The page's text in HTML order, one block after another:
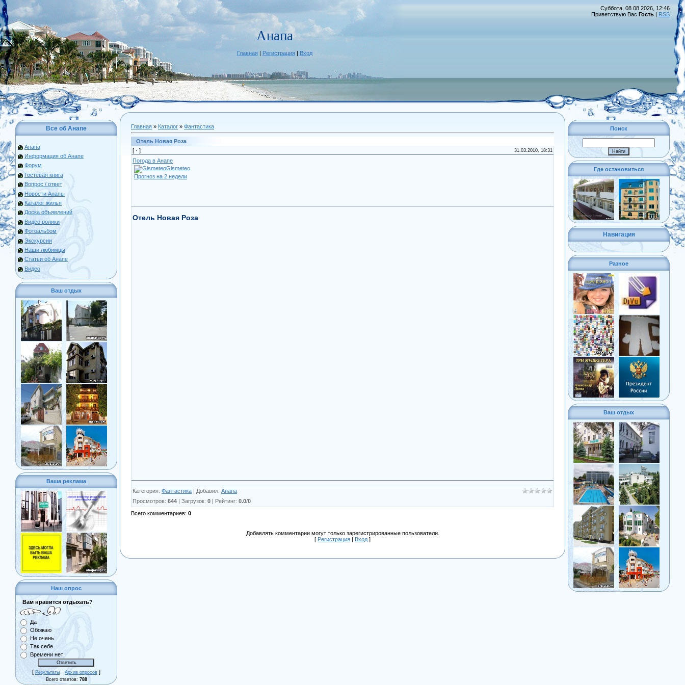
Анапа
Главная| Регистрация| Вход
Суббота, 08.08.2026, 12:46
Приветствую Вас Гость | RSS
Все об Анапе
Анапа
Информация об Анапе
Форум
Гостевая книга
Вопрос / ответ
Новости Анапы
Каталог жилья
Доска объявлений
Видео ролики
Фотоальбом
Экскурсии
Наши любимцы
Статьи об Анапе
Видео
Ваш отдых
Ваша реклама
Наш опрос
Вам нравится отдыхать?
Да
Обожаю
Не очень
Так себе
Времени нет
[ Результаты · Архив опросов ]
Всего ответов: 788
Главная » Каталог » Фантастика
Отель Новая Роза
[ · ] 31.03.2010, 18:31
Погода в Анапе
Gismeteo
Прогноз на 2 недели
Отель Новая Роза
Категория: Фантастика | Добавил: Анапа
Просмотров: 644 | Загрузок: 0 | Рейтинг: 0.0/0
Всего комментариев: 0
Добавлять комментарии могут только зарегистрированные пользователи.
[ Регистрация | Вход ]
Поиск
Где остановиться
Навигация
Разное
Ваш отдых